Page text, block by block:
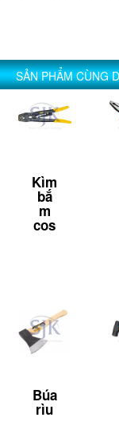
SẢN PHẨM CÙNG
Kìm
bắ
m
cos
Búa
rìu